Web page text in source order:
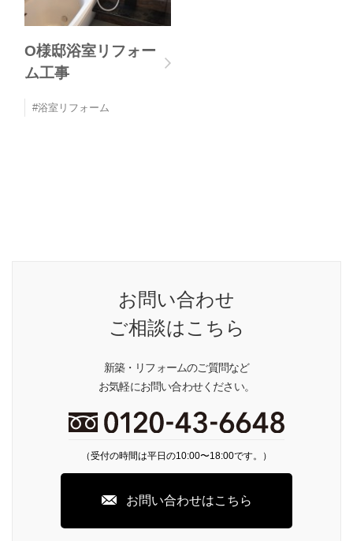
O様邸浴室リフォー
ム工事
浴室リフォーム
お問い合わせ
ご相談はこちら
新築・リフォームのご質問など
お気軽にお問い合わせください。
（受付の時間は平日の10:00〜18:00です。）
お問い合わせはこちら